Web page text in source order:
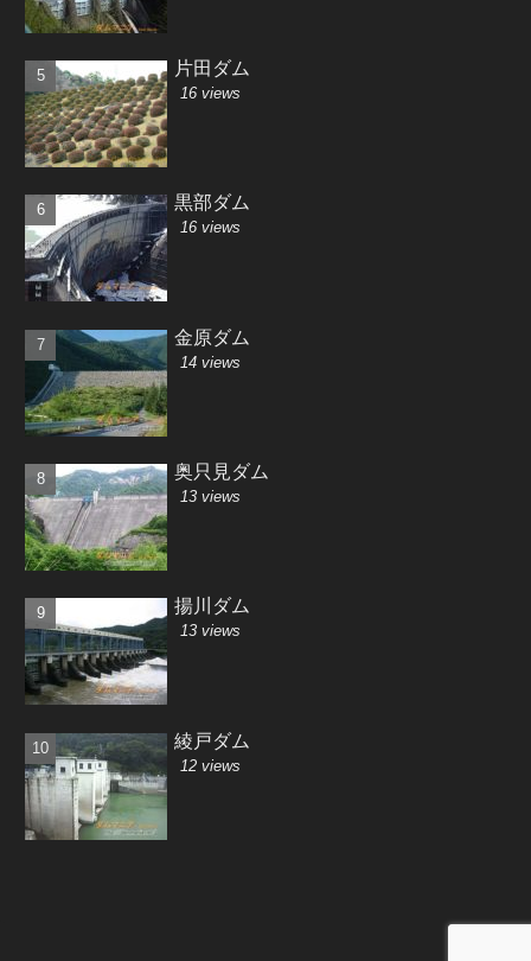
片田ダム
16 views
黒部ダム
16 views
金原ダム
14 views
奥只見ダム
13 views
揚川ダム
13 views
綾戸ダム
12 views